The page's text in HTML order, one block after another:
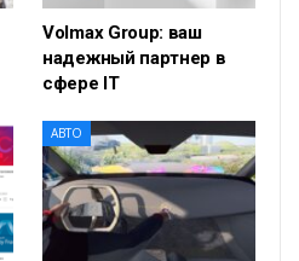
Volmax Group: ваш
надежный партнер в
сфере IT
АВТО